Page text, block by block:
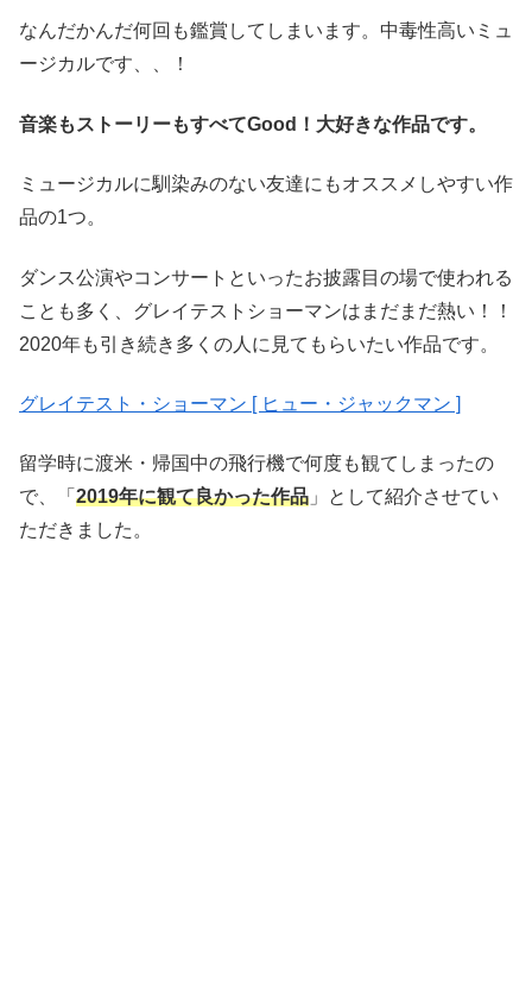
なんだかんだ何回も鑑賞してしまいます。中毒性高いミュ
ージカルです、、！
音楽もストーリーもすべてGood！大好きな作品です。
ミュージカルに馴染みのない友達にもオススメしやすい作
品の1つ。
ダンス公演やコンサートといったお披露目の場で使われる
ことも多く、グレイテストショーマンはまだまだ熱い！！
2020年も引き続き多くの人に見てもらいたい作品です。
グレイテスト・ショーマン [ ヒュー・ジャックマン ]
留学時に渡米・帰国中の飛行機で何度も観てしまったの
で、「 2019年に観て良かった作品 」として紹介させてい
ただきました。